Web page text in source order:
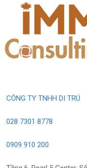
CÔNG TY TNHH DI TRÚ
028 7301 8778
0909 910 200